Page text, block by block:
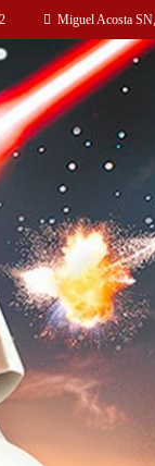
Miguel Acosta